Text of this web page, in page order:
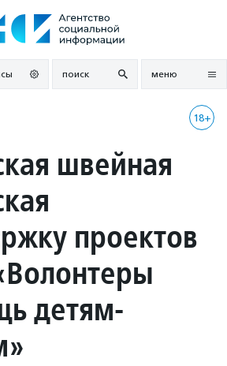
поиск меню
18+
швейная
проектов
детям-